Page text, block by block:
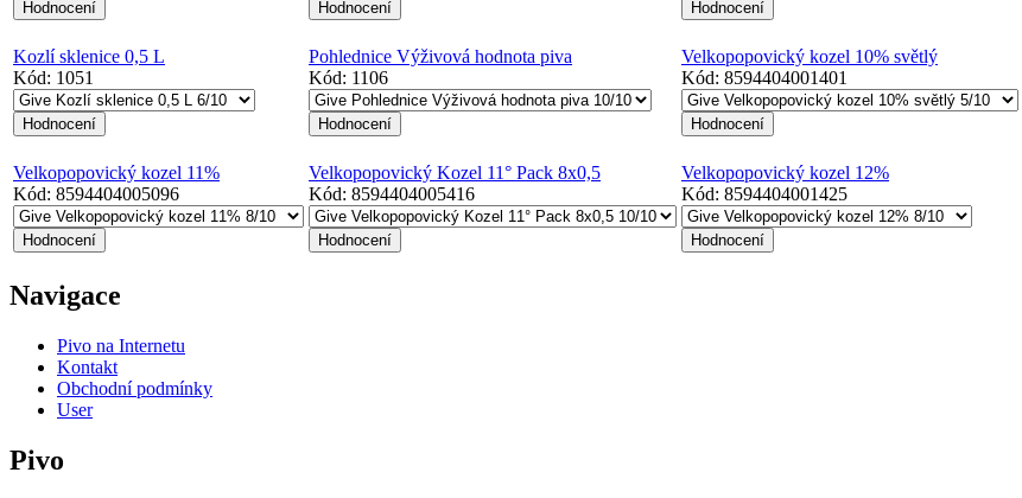
Kozlí sklenice 0,5 L
Kód: 1051
Pohlednice Výživová hodnota piva
Kód: 1106
Velkopopovický kozel 10% světlý
Kód: 8594404001401
Velkopopovický kozel 11%
Kód: 8594404005096
Velkopopovický Kozel 11° Pack 8x0,5
Kód: 8594404005416
Velkopopovický kozel 12%
Kód: 8594404001425
Navigace
Pivo na Internetu
Kontakt
Obchodní podmínky
User
Pivo